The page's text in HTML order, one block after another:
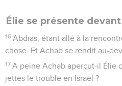
Élie se présente
16 Abdias, étant allé à la
chose. Et Achab se rendit au-
17 A peine Achab aperçut-il Élie
jettes le trouble en Israël ?